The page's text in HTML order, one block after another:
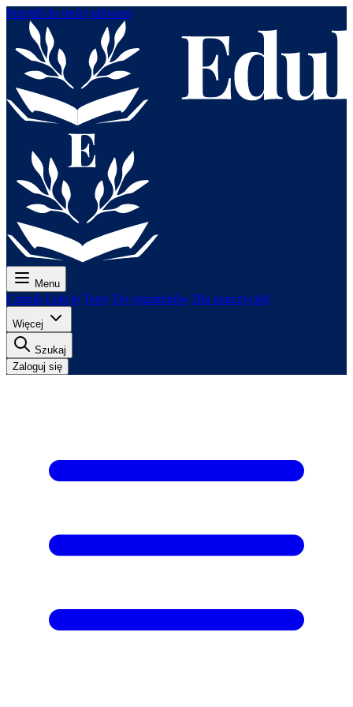
Przejdź do treści głównej
Menu
Cennik Lekcje Testy Do egzaminów Dla nauczycieli
Więcej
Szukaj
Zaloguj się